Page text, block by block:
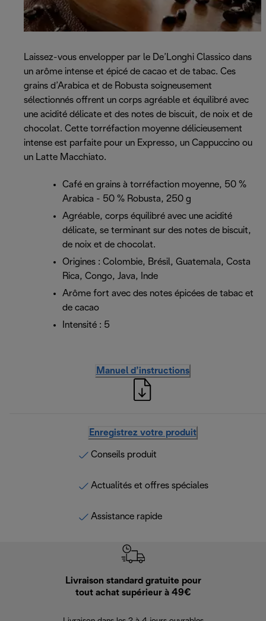
Laissez-vous envelopper par le De’Longhi Classico dans
un arôme intense et épicé de cacao et de tabac. Ces
grains d’Arabica et de Robusta soigneusement
sélectionnés offrent un corps agréable et équilibré avec
une acidité délicate et des notes de biscuit, de noix et de
chocolat. Cette torréfaction moyenne délicieusement
intense est parfaite pour un Expresso, un Cappuccino ou
un Latte Macchiato.
Café en grains à torréfaction moyenne, 50 %
Arabica - 50 % Robusta, 250 g
Agréable, corps équilibré avec une acidité
délicate, se terminant sur des notes de biscuit,
de noix et de chocolat.
Origines : Colombie, Brésil, Guatemala, Costa
Rica, Congo, Java, Inde
Arôme fort avec des notes épicées de tabac et
de cacao
Intensité : 5
Manuel d’instructions
Enregistrez votre produit
Conseils produit
Actualités et offres spéciales
Assistance rapide
Livraison standard gratuite pour
tout achat supérieur à 49€